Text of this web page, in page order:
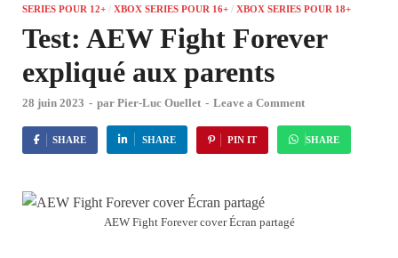
SERIES POUR 12+ / XBOX SERIES POUR 16+ / XBOX SERIES POUR 18+
Test: AEW Fight Forever
expliqué aux parents
28 juin 2023 - par Pier-Luc Ouellet - Leave a Comment
SHARE SHARE PIN IT SHARE
AEW Fight Forever cover Écran partagé